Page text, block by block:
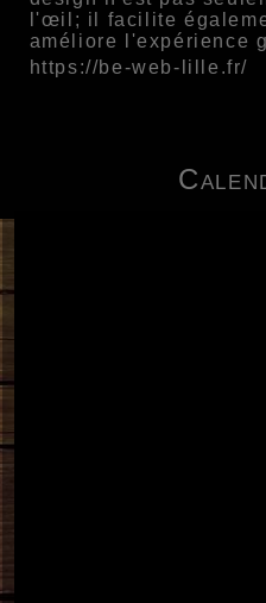
l'œil; il facilite
améliore l'expérience
https://be-web-lille.fr/